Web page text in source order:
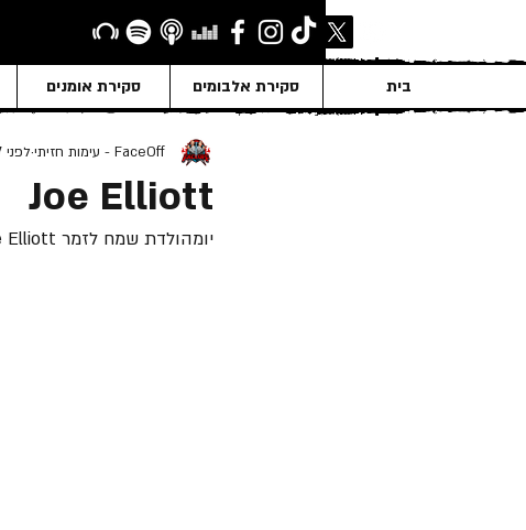
בית סקירת אלבומים סקירת אומנים
Joe Elliott
FaceOff - עימות חזיתי לפני 7 ימים
יומהולדת שמח לזמר Joe Elliott שנולד ב- 1 לאוגוסט 1959.